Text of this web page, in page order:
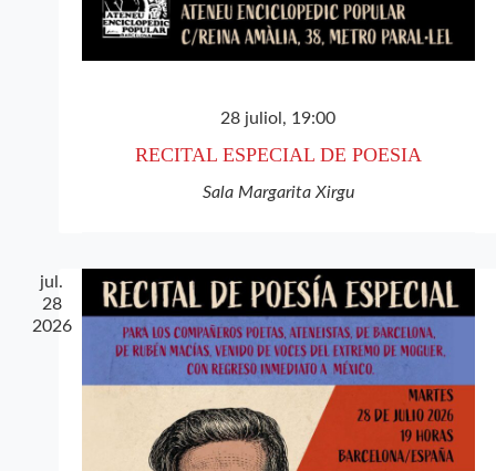
28 juliol, 19:00
RECITAL ESPECIAL DE POESIA
Sala Margarita Xirgu
jul.
28
2026